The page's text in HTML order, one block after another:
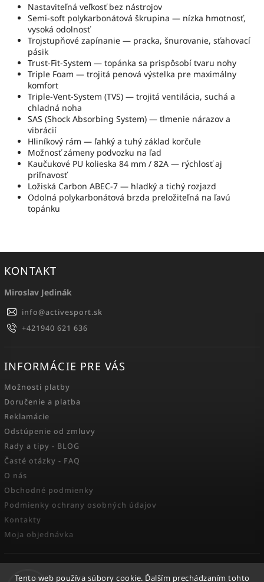
Tento web používa súbory cookie. Ďalším prechádzaním tohto
Nastaviteľná veľkosť bez nástrojov
Semi-soft polykarbonátová škrupina — nízka hmotnosť,
vysoká odolnosť
Trojstupňové zapínanie — pracka, šnurovanie, sťahovací
pásik
Trust-Fit-System — topánka sa prispôsobí tvaru nohy
Triple Foam — trojitá penová výstelka pre maximálny
komfort
Triple-Vent-System (TVS) — trojitá ventilácia, suchá a
chladná noha
SAS (Shock Absorbing System) — tlmenie nárazov a
vibrácií
Hliníkový rám — ľahký a tuhý základ korčule
Možnosť zámeny podvozku na ľad
Kaučukové PU kolieska 84 mm / 82A — rýchlosť aj
priľnavosť
Ložiská Carbon ABEC-7 — hladký a tichý rozjazd
Odolná polykarbonátová brzda preložiteľná na ľavú
topánku
KONTAKT
Miroslav Jedinák
info@activesport.sk
+421940 621 636
INFORMÁCIE PRE VÁS
Možnosti platby
Doručenie a platba
Reklamácie
Odstúpenie od zmluvy
Rady a tipy - BLOG
Časté otázky - FAQ
O nás
Obchodné podmienky
Podmienky ochrany osobných údajov
Kontakty
Moja objednávka
FACEBOOK